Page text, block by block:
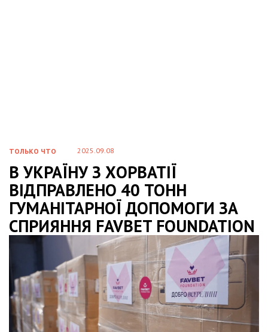
ТОЛЬКО ЧТО 2025.09.08
В УКРАЇНУ З ХОРВАТІЇ
ВІДПРАВЛЕНО 40 ТОНН
ГУМАНІТАРНОЇ ДОПОМОГИ ЗА
СПРИЯННЯ FAVBET FOUNDATION